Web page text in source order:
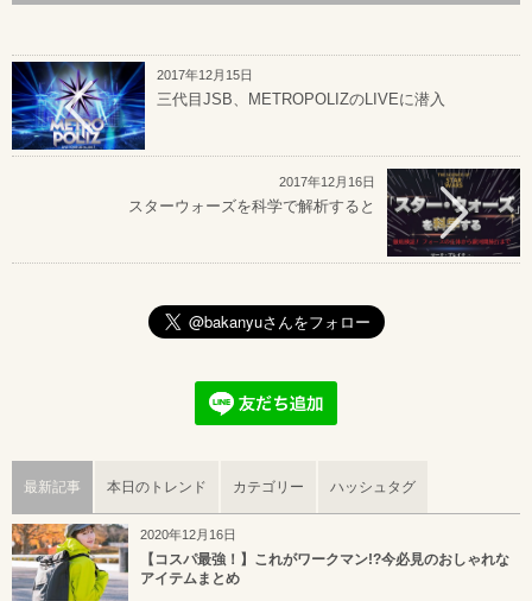
2017年12月15日
三代目JSB、METROPOLIZのLIVEに潜入
2017年12月16日
スターウォーズを科学で解析すると
最新記事 本日のトレンド カテゴリー ハッシュタグ
2020年12月16日
【コスパ最強！】これがワークマン!?今必見のおしゃれな
アイテムまとめ